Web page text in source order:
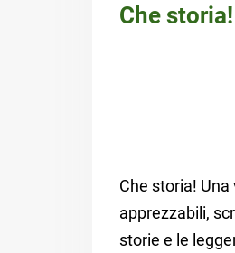
Che storia!
Che storia!
apprezzabili,
storie e le